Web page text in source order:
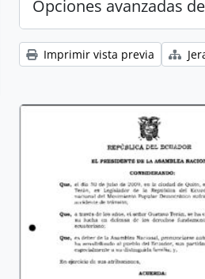
Opciones avanzadas
Imprimir vista previa